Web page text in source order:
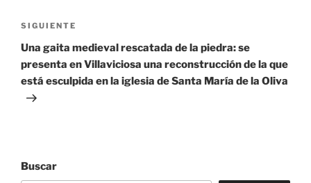
Siguiente
entrada
SIGUIENTE
Una gaita medieval rescatada de la piedra: se
presenta en Villaviciosa una reconstrucción de la que
está esculpida en la iglesia de Santa María de la Oliva
Buscar